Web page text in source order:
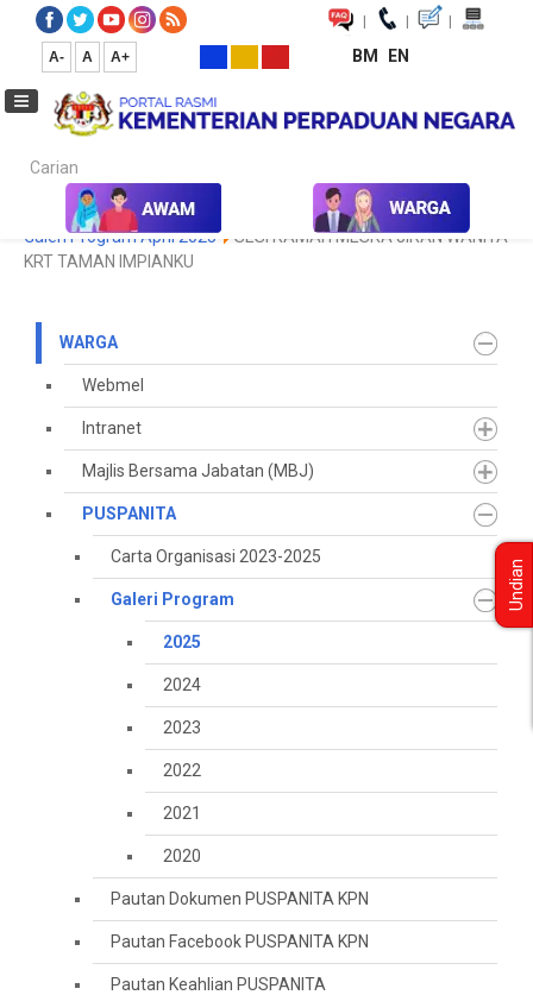
| | |
A- A A+ BM EN
Carian...
Laman Utama Warga Galeri Program
Galeri Program April 2025
SESI RAMAH MESRA JIRAN WANITA
KRT TAMAN IMPIANKU
WARGA
Webmel
Intranet
Majlis Bersama Jabatan (MBJ)
PUSPANITA
Carta Organisasi 2023-2025
Galeri Program
2025
2024
2023
2022
2021
2020
Pautan Dokumen PUSPANITA KPN
Pautan Facebook PUSPANITA KPN
Pautan Keahlian PUSPANITA
Undian